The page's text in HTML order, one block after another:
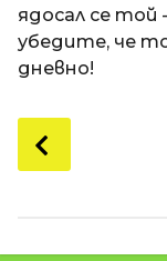
г
о
д
н
п
д
ядосал се той
убедите, че
дневно!
o
P